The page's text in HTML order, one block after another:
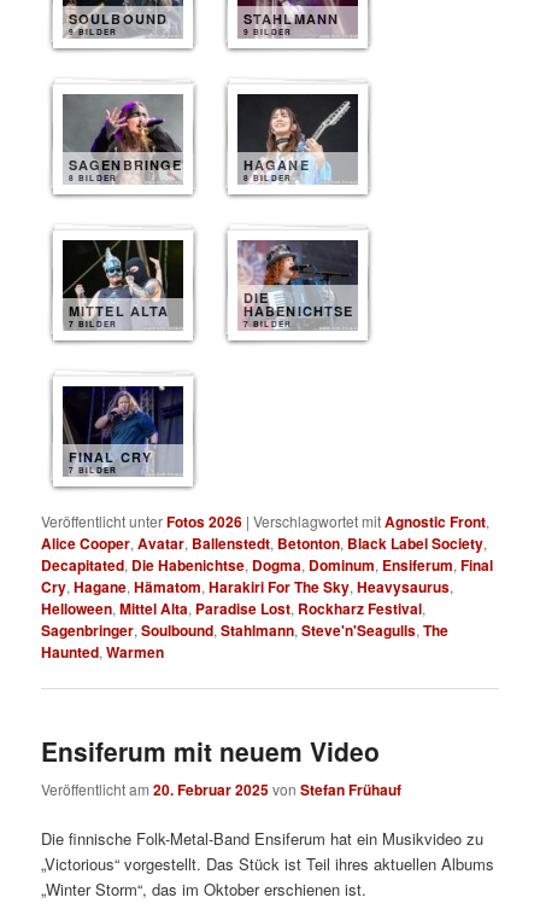
SOULBOUND
9 BILDER
STAHLMANN
9 BILDER
SAGENBRINGER
8 BILDER
HAGANE
8 BILDER
MITTEL ALTA
7 BILDER
DIE
HABENICHTSE
7 BILDER
FINAL CRY
7 BILDER
Veröffentlicht unterFotos 2026 |Verschlagwortet mitAgnostic Front,
Alice Cooper,Avatar, Ballenstedt, Betonton, Black Label Society,
Decapitated, Die Habenichtse, Dogma, Dominum, Ensiferum,Final
Cry,Hagane,Hämatom,Harakiri For The Sky,Heavysaurus,
Helloween,Mittel Alta, Paradise Lost, Rockharz Festival,
Sagenbringer,Soulbound,Stahlmann,Steve'n'Seagulls,The
Haunted,Warmen
Ensiferum mit neuem Video
Veröffentlicht am20. Februar 2025vonStefan Frühauf
Die finnische Folk-Metal-Band Ensiferum hat ein Musikvideo zu
„Victorious“ vorgestellt. Das Stück ist Teil ihres aktuellen Albums
„Winter Storm“, das im Oktober erschienen ist.